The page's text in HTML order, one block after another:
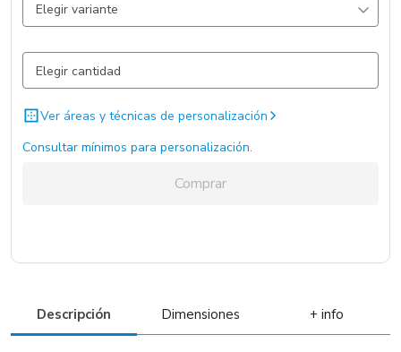
Elegir variante
Natural / Calabaza 443 un.
Ver áreas y técnicas de personalización
Consultar mínimos para personalización.
Comprar
Descripción Dimensiones + info